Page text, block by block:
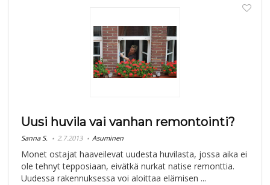
Uusi huvila vai vanhan remontointi?
Sanna S. 2.7.2013 Asuminen
Monet ostajat haaveilevat uudesta huvilasta, jossa aika ei
ole tehnyt tepposiaan, eivätkä nurkat natise remonttia.
Uudessa rakennuksessa voi aloittaa elämisen ...